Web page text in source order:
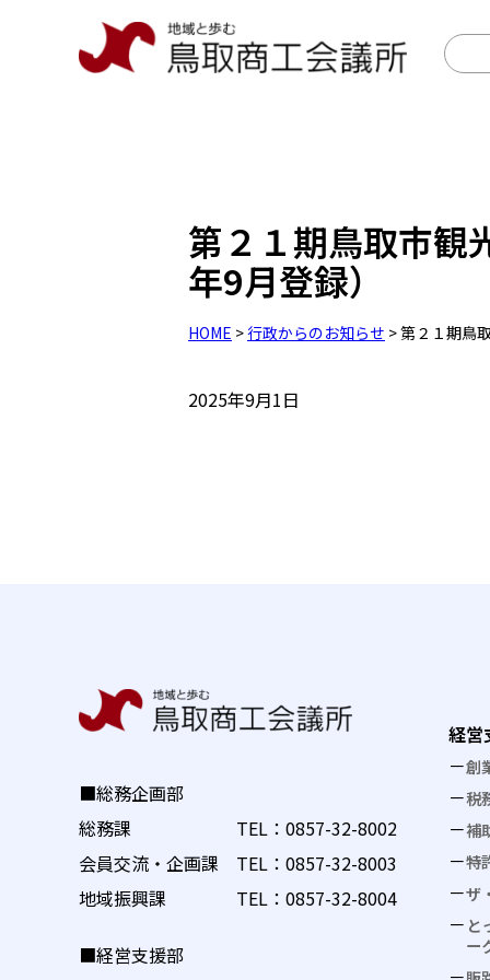
第２１期鳥取市観
年9月登録）
HOME >行政からのお知らせ > 第２１期鳥
2025年9月1日
■総務企画部
総務課 TEL： 0857-32-8002
会員交流・企画課 TEL： 0857-32-8003
地域振興課 TEL： 0857-32-8004
■経営支援部
経営
創
税
補
特
ザ
と
ー